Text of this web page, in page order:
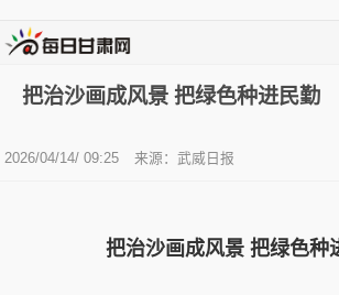
把治沙画成风景 把绿色种进民勤
2026/04/14/ 09:25 来源：武威日报
把治沙画成风景 把绿色种